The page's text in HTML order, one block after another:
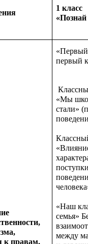
1 класс
«Познай
к правам,
«Первый
первый
«Мы
стали»
«Наш
семья»
между